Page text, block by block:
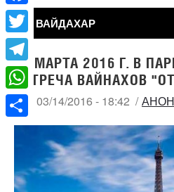
ВАЙДАХАР
21 МАРТА 2016 Г. В
ВСТРЕЧА ВАЙНАХОВ
ПН, 03/14/2016 - 18:42
Facebook
Twitter
Telegram
WhatsApp
Share